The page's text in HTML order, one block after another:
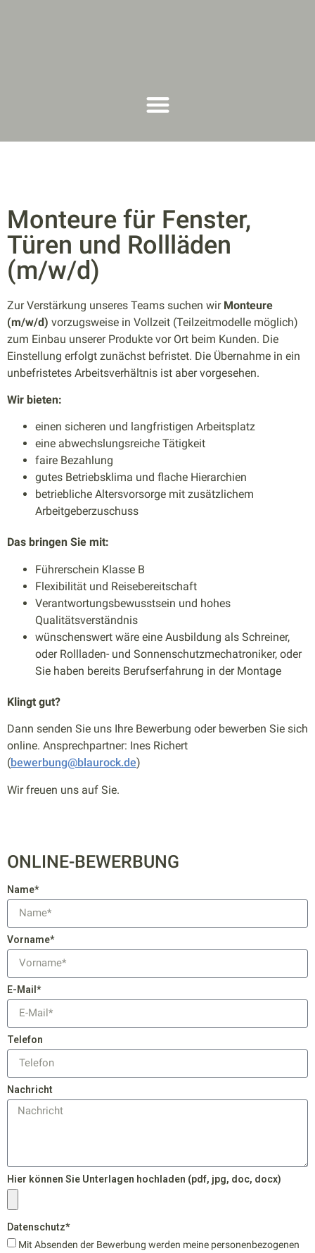
Monteure für Fenster,
Türen und Rollläden
(m/w/d)
Zur Verstärkung unseres Teams suchen wir Monteure
(m/w/d) vorzugsweise in Vollzeit (Teilzeitmodelle möglich)
zum Einbau unserer Produkte vor Ort beim Kunden. Die
Einstellung erfolgt zunächst befristet. Die Übernahme in ein
unbefristetes Arbeitsverhältnis ist aber vorgesehen.
Wir bieten:
einen sicheren und langfristigen Arbeitsplatz
eine abwechslungsreiche Tätigkeit
faire Bezahlung
gutes Betriebsklima und flache Hierarchien
betriebliche Altersvorsorge mit zusätzlichem
Arbeitgeberzuschuss
Das bringen Sie mit:
Führerschein Klasse B
Flexibilität und Reisebereitschaft
Verantwortungsbewusstsein und hohes
Qualitätsverständnis
wünschenswert wäre eine Ausbildung als Schreiner,
oder Rollladen- und Sonnenschutzmechatroniker, oder
Sie haben bereits Berufserfahrung in der Montage
Klingt gut?
Dann senden Sie uns Ihre Bewerbung oder bewerben Sie sich
online. Ansprechpartner: Ines Richert
(bewerbung@blaurock.de)
Wir freuen uns auf Sie.
ONLINE-BEWERBUNG
Name*
Vorname*
E-Mail*
Telefon
Nachricht
Hier können Sie Unterlagen hochladen (pdf, jpg, doc, docx)
Datenschutz*
Mit Absenden der Bewerbung werden meine personenbezogenen